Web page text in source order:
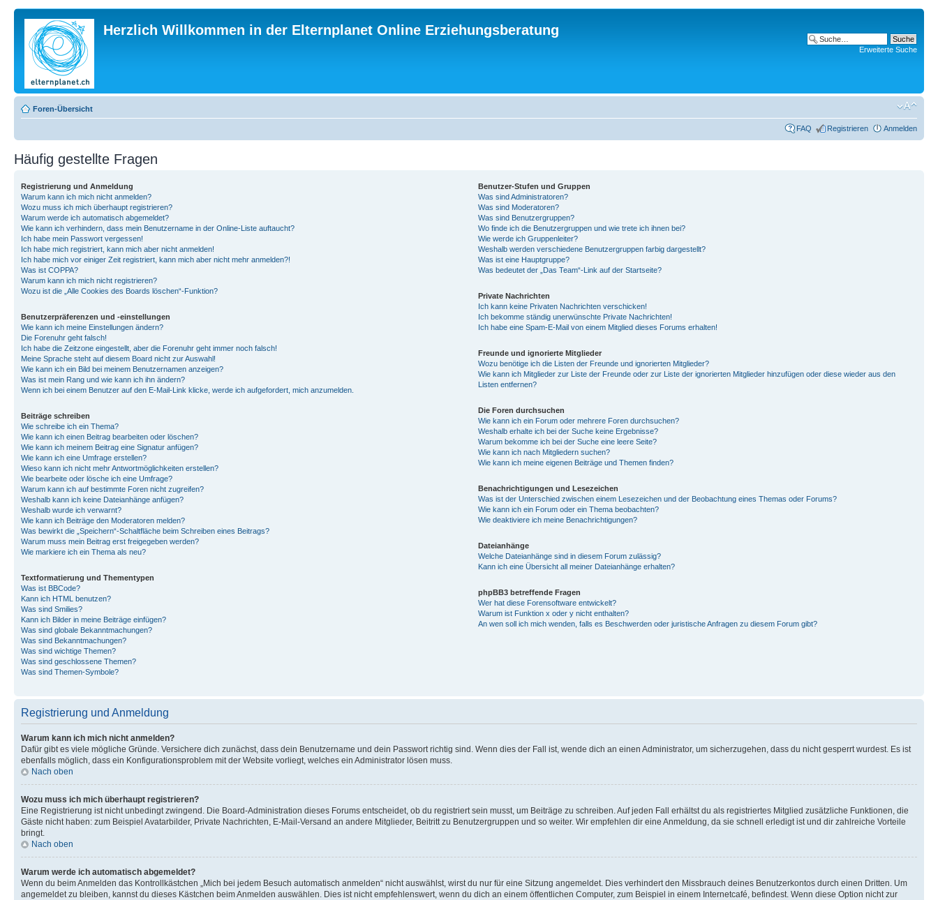
Herzlich Willkommen in der Elternplanet Online Erziehungsberatung
Erweiterte Suche
Foren-Übersicht
FAQ Registrieren Anmelden
Häufig gestellte Fragen
Registrierung und Anmeldung
Warum kann ich mich nicht anmelden?
Wozu muss ich mich überhaupt registrieren?
Warum werde ich automatisch abgemeldet?
Wie kann ich verhindern, dass mein Benutzername in der Online-Liste auftaucht?
Ich habe mein Passwort vergessen!
Ich habe mich registriert, kann mich aber nicht anmelden!
Ich habe mich vor einiger Zeit registriert, kann mich aber nicht mehr anmelden?!
Was ist COPPA?
Warum kann ich mich nicht registrieren?
Wozu ist die „Alle Cookies des Boards löschen“-Funktion?
Benutzerpräferenzen und -einstellungen
Wie kann ich meine Einstellungen ändern?
Die Forenuhr geht falsch!
Ich habe die Zeitzone eingestellt, aber die Forenuhr geht immer noch falsch!
Meine Sprache steht auf diesem Board nicht zur Auswahl!
Wie kann ich ein Bild bei meinem Benutzernamen anzeigen?
Was ist mein Rang und wie kann ich ihn ändern?
Wenn ich bei einem Benutzer auf den E-Mail-Link klicke, werde ich aufgefordert, mich anzumelden.
Beiträge schreiben
Wie schreibe ich ein Thema?
Wie kann ich einen Beitrag bearbeiten oder löschen?
Wie kann ich meinem Beitrag eine Signatur anfügen?
Wie kann ich eine Umfrage erstellen?
Wieso kann ich nicht mehr Antwortmöglichkeiten erstellen?
Wie bearbeite oder lösche ich eine Umfrage?
Warum kann ich auf bestimmte Foren nicht zugreifen?
Weshalb kann ich keine Dateianhänge anfügen?
Weshalb wurde ich verwarnt?
Wie kann ich Beiträge den Moderatoren melden?
Was bewirkt die „Speichern“-Schaltfläche beim Schreiben eines Beitrags?
Warum muss mein Beitrag erst freigegeben werden?
Wie markiere ich ein Thema als neu?
Textformatierung und Thementypen
Was ist BBCode?
Kann ich HTML benutzen?
Was sind Smilies?
Kann ich Bilder in meine Beiträge einfügen?
Was sind globale Bekanntmachungen?
Was sind Bekanntmachungen?
Was sind wichtige Themen?
Was sind geschlossene Themen?
Was sind Themen-Symbole?
Benutzer-Stufen und Gruppen
Was sind Administratoren?
Was sind Moderatoren?
Was sind Benutzergruppen?
Wo finde ich die Benutzergruppen und wie trete ich ihnen bei?
Wie werde ich Gruppenleiter?
Weshalb werden verschiedene Benutzergruppen farbig dargestellt?
Was ist eine Hauptgruppe?
Was bedeutet der „Das Team“-Link auf der Startseite?
Private Nachrichten
Ich kann keine Privaten Nachrichten verschicken!
Ich bekomme ständig unerwünschte Private Nachrichten!
Ich habe eine Spam-E-Mail von einem Mitglied dieses Forums erhalten!
Freunde und ignorierte Mitglieder
Wozu benötige ich die Listen der Freunde und ignorierten Mitglieder?
Wie kann ich Mitglieder zur Liste der Freunde oder zur Liste der ignorierten Mitglieder hinzufügen oder diese wieder aus den
Listen entfernen?
Die Foren durchsuchen
Wie kann ich ein Forum oder mehrere Foren durchsuchen?
Weshalb erhalte ich bei der Suche keine Ergebnisse?
Warum bekomme ich bei der Suche eine leere Seite?
Wie kann ich nach Mitgliedern suchen?
Wie kann ich meine eigenen Beiträge und Themen finden?
Benachrichtigungen und Lesezeichen
Was ist der Unterschied zwischen einem Lesezeichen und der Beobachtung eines Themas oder Forums?
Wie kann ich ein Forum oder ein Thema beobachten?
Wie deaktiviere ich meine Benachrichtigungen?
Dateianhänge
Welche Dateianhänge sind in diesem Forum zulässig?
Kann ich eine Übersicht all meiner Dateianhänge erhalten?
phpBB3 betreffende Fragen
Wer hat diese Forensoftware entwickelt?
Warum ist Funktion x oder y nicht enthalten?
An wen soll ich mich wenden, falls es Beschwerden oder juristische Anfragen zu diesem Forum gibt?
Registrierung und Anmeldung
Warum kann ich mich nicht anmelden?
Dafür gibt es viele mögliche Gründe. Versichere dich zunächst, dass dein Benutzername und dein Passwort richtig sind. Wenn dies der Fall ist, wende dich an einen Administrator, um sicherzugehen, dass du nicht gesperrt wurdest. Es ist
ebenfalls möglich, dass ein Konfigurationsproblem mit der Website vorliegt, welches ein Administrator lösen muss.
Nach oben
Wozu muss ich mich überhaupt registrieren?
Eine Registrierung ist nicht unbedingt zwingend. Die Board-Administration dieses Forums entscheidet, ob du registriert sein musst, um Beiträge zu schreiben. Auf jeden Fall erhältst du als registriertes Mitglied zusätzliche Funktionen, die
Gäste nicht haben: zum Beispiel Avatarbilder, Private Nachrichten, E-Mail-Versand an andere Mitglieder, Beitritt zu Benutzergruppen und so weiter. Wir empfehlen dir eine Anmeldung, da sie schnell erledigt ist und dir zahlreiche Vorteile
bringt.
Nach oben
Warum werde ich automatisch abgemeldet?
Wenn du beim Anmelden das Kontrollkästchen „Mich bei jedem Besuch automatisch anmelden“ nicht auswählst, wirst du nur für eine Sitzung angemeldet. Dies verhindert den Missbrauch deines Benutzerkontos durch einen Dritten. Um
angemeldet zu bleiben, kannst du dieses Kästchen beim Anmelden auswählen. Dies ist nicht empfehlenswert, wenn du dich an einem öffentlichen Computer, zum Beispiel in einem Internetcafé, befindest. Wenn diese Option nicht zur